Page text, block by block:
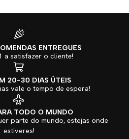
ENTREGUES
a satisfazer o cliente!
20-30 DIAS ÚTEIS
vale o tempo de espera!
TODO O MUNDO
parte do mundo, estejas onde
estiveres!